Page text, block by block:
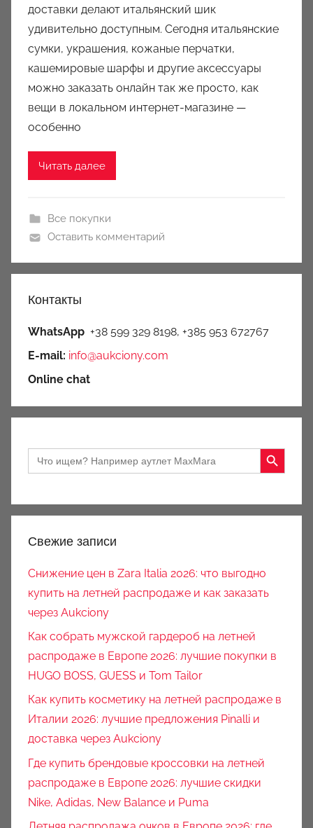
м
a
u
k
c
доставки делают итальянский шик
удивительно доступным. Сегодня итальянские
сумки, украшения, кожаные перчатки,
кашемировые шарфы и другие аксессуары
можно заказать онлайн так же просто, как
вещи в локальном интернет-магазине —
особенно
Читать далее
Все покупки
Оставить комментарий
Контакты
WhatsApp +38 599 329 8198, +385 953 672767
E-mail: info@aukciony.com
Online chat
Search
for:
Search Button
Свежие записи
Снижение цен в Zara Italia 2026: что выгодно
купить на летней распродаже и как заказать
через Aukciony
Как собрать мужской гардероб на летней
распродаже в Европе 2026: лучшие покупки в
HUGO BOSS, GUESS и Tom Tailor
Как купить косметику на летней распродаже в
Италии 2026: лучшие предложения Pinalli и
доставка через Aukciony
Где купить брендовые кроссовки на летней
распродаже в Европе 2026: лучшие скидки
Nike, Adidas, New Balance и Puma